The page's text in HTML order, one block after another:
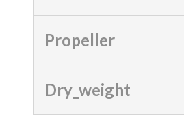
Propeller
Dry_weight